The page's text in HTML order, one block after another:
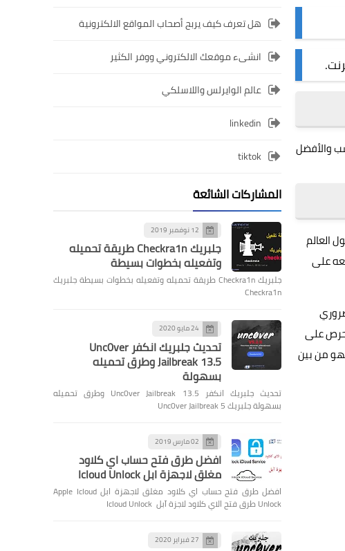
والأفضل
العالم
على
على
من بين
هل تعرف كيف يربح أصحاب المواقع الالكترونية
انشىء موقعك الالكتروني ووفر الكثير
عالم الوايرلس واللاسلكي
linkedin
tiktok
المشاركات الشائعة
12 نوفمبر 2019
جلبريك Checkra1n طريقة تحميله
وتفعيله بخطوات بسيطة
جلبريك Checkra1n طريقة تحميله وتفعيله بخطوات بسيطة جلبريك
Checkra1n
24 مايو 2020
تحديث جلبريك انكفر Unc0ver
Jailbreak 13.5 وطرق تحميله
بسهولة
تحديث جلبريك انكفر Unc0ver Jailbreak 13.5 وطرق تحميله
بسهولة جلبريك Unc0ver Jailbreak 5
02 مارس 2019
افضل طرق فتح حساب اي كلاود
مغلق لاجهزة ابل Icloud Unlock
افضل طرق فتح حساب اي كلاود مغلق لاجهزة ابل Apple Icloud
Unlock طرق فتح الاي كلاود لاجزة آبل Icloud Unlock
27 فبراير 2020